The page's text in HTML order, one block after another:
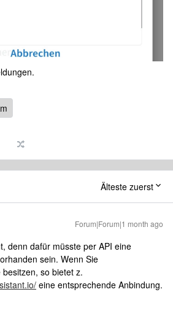
Älteste zuerst
Forum|Forum|1 month ago
denn dafür müsste per API eine
sein. Wenn Sie
so bietet z.
eine entsprechende Anbindung.